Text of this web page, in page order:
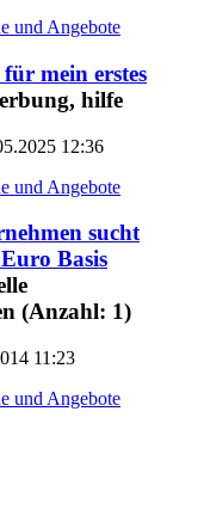
und Angebote
mein erstes
12:36
und Angebote
sucht
Basis
11:23
und Angebote